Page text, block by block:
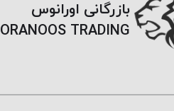
بازرگانی اورانوس
ORANOOS TRADING